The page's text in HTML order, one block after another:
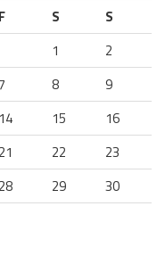
F S
S
1
2
8
9
14 15
16
21 22
23
28 29
30